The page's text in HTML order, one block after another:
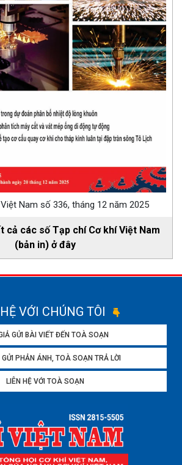
Nam số 336, tháng 12 năm 2025
cả các số Tạp chí Cơ khí Việt Nam
(bản in) ở đây
VỚI CHÚNG TÔI
GỬI BÀI VIẾT ĐẾN TOÀ SOẠN
PHẢN ÁNH, TOÀ SOẠN TRẢ LỜI
LIÊN HỆ VỚI TOÀ SOẠN